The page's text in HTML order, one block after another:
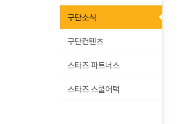
구단소식
구단컨텐츠
스타즈 파트너스
스타즈 스쿨어택